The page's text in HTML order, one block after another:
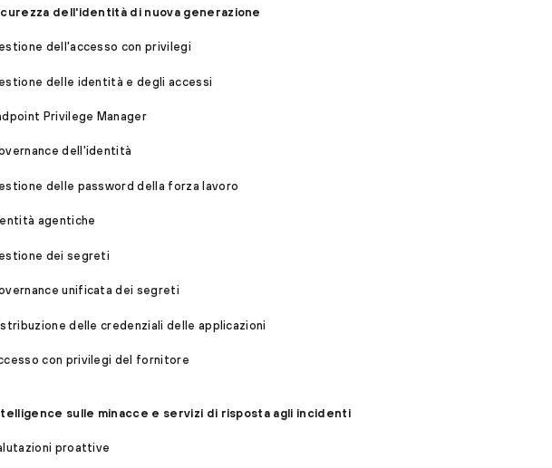
dell'identità di nuova generazione
dell'accesso con privilegi
delle identità e degli accessi
Privilege Manager
dell'identità
delle password della forza lavoro
agentiche
dei segreti
unificata dei segreti
delle credenziali delle applicazioni
con privilegi del fornitore
sulle minacce e servizi di risposta agli incidenti
proattive